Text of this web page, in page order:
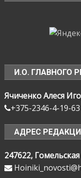
И.О. ГЛАВНОГО
Ячиченко Алеся
+375-2346-4-19-63
АДРЕС
247622,